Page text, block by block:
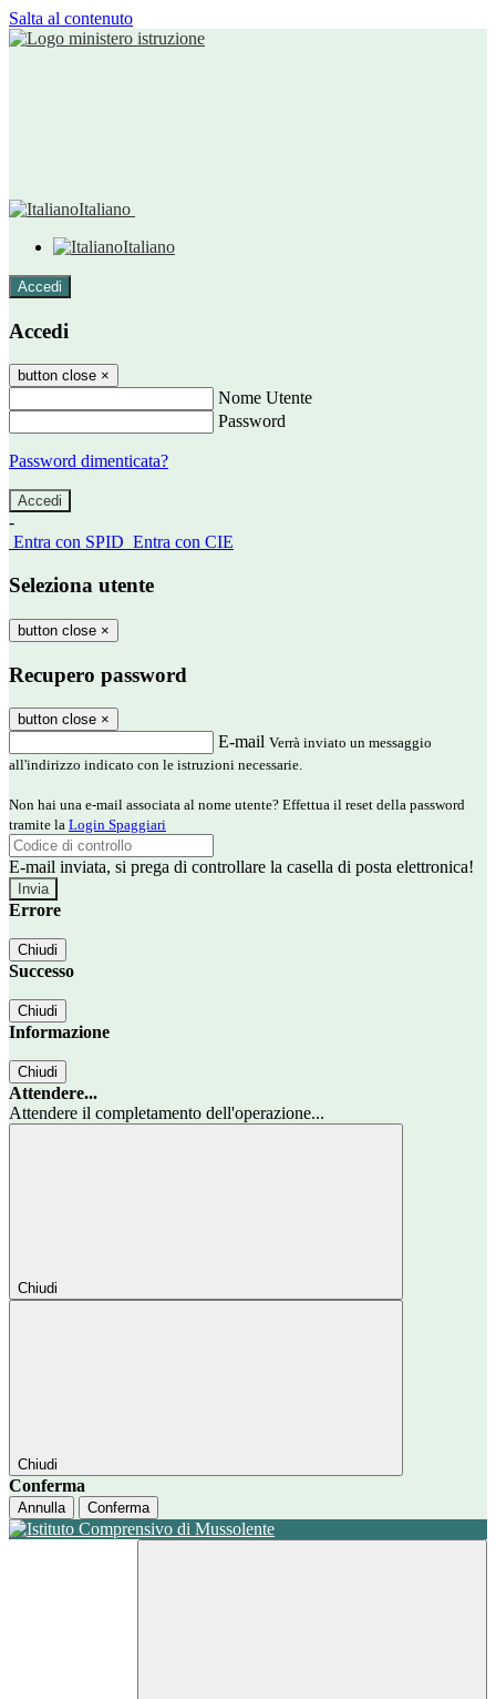
Salta al contenuto
Italiano
Italiano
Accedi
Accedi
button close ×
Nome Utente
Password
Password dimenticata?
-
Entra con SPID Entra con CIE
Seleziona utente
button close ×
Recupero password
button close ×
E-mail Verrà inviato un messaggio
all'indirizzo indicato con le istruzioni necessarie.
Non hai una e-mail associata al nome utente? Effettua il reset della password
tramite la Login Spaggiari
E-mail inviata, si prega di controllare la casella di posta elettronica!
Errore
Chiudi
Successo
Chiudi
Informazione
Chiudi
Attendere...
Attendere il completamento dell'operazione...
Chiudi
Chiudi
Conferma
Annulla Conferma